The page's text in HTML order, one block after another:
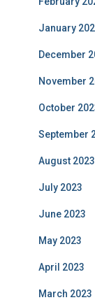
January
December
November
October
September
August 2023
July 2023
June 2023
May 2023
April 2023
March 2023